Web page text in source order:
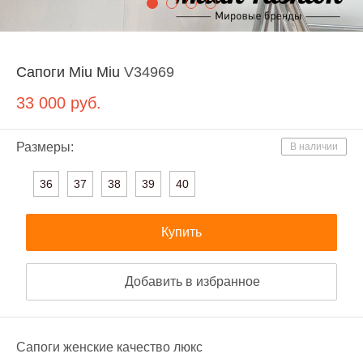
Сапоги Miu Miu V34969
33 000 руб.
В наличии
Размеры:
36 37 38 39 40
Купить
Добавить в избранное
Сапоги женские качество люкс